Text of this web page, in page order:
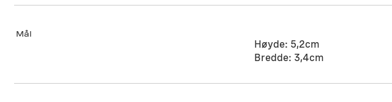
Mål
Høyde: 5,2cm
Bredde: 3,4cm